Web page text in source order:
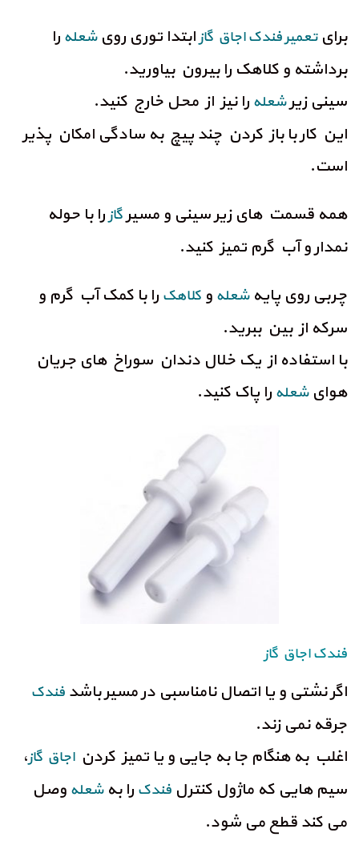
برایتعمیر فندک اجاق گازابتدا توری رویشعله را
برداشته و کلاهک را بیرون بیاورید.
سینی زیرشعله را نیز از محل خارج کنید.
این کار با باز کردن چند پیچ به سادگی امکان پذیر
است.
همه قسمت های زیر سینی و مسیرگازرا با حوله
نمدار و آب گرم تمیز کنید.
چربی روی پایهشعله و کلاهک را با کمک آب گرم و
سرکه از بین ببرید.
با استفاده از یک خلال دندان سوراخ های جریان
هوایشعله را پاک کنید.
فندک اجاق گاز
اگر نشتی و یا اتصال نامناسبی در مسیر باشد فندک
جرقه نمی زند.
اغلب به هنگام جا به جایی و یا تمیز کردناجاق گاز،
سیم هایی که ماژول کنترل فندک را بهشعله وصل
می کند قطع می شود.